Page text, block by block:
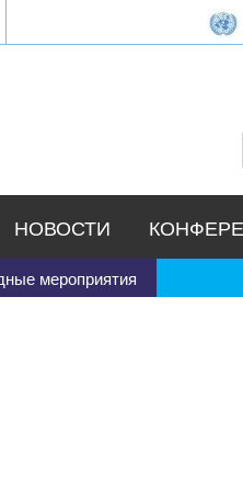
мероприятия
НОВОСТИ